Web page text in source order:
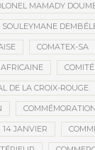
MAMADY
SOULEYMANE
COMATEX-SA
DE LA CROIX-ROUGE
JANVIER